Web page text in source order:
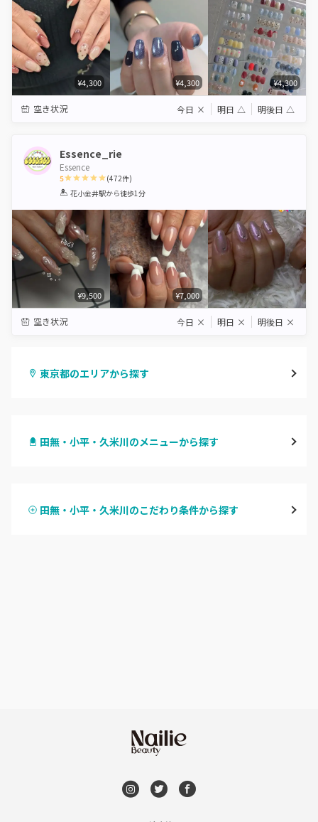
¥4,300 ¥4,300 ¥4,300
空き状況 今日 × 明日 △ 明後日 △
Essence_rie
Essence
5
1 2 3 4 5
(472件)
花小金井駅から徒歩1分
¥9,500 ¥7,000
空き状況 今日 × 明日 × 明後日 ×
東京都のエリアから探す
田無・小平・久米川のメニューから探す
ハンドスカルプ
田無・小平・久米川のこだわり条件から探す